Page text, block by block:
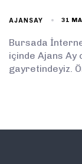
AJANSAY 31
Bursada
içinde Ajans
gayretindeyiz.